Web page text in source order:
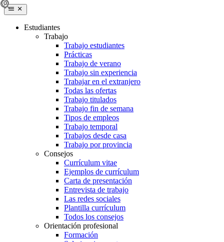
Estudiantes
Trabajo
Trabajo estudiantes
Prácticas
Trabajo de verano
Trabajo sin experiencia
Trabajar en el extranjero
Todas las ofertas
Trabajo titulados
Trabajo fin de semana
Tipos de empleos
Trabajo temporal
Trabajos desde casa
Trabajo por provincia
Consejos
Currículum vitae
Ejemplos de currículum
Carta de presentación
Entrevista de trabajo
Las redes sociales
Plantilla currículum
Todos los consejos
Orientación profesional
Formación